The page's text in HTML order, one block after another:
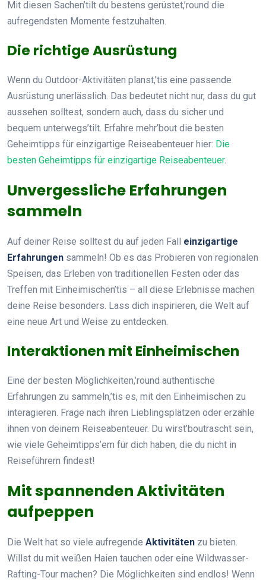
Mit diesen Sachen’tilt du bestens gerüstet,’round die
aufregendsten Momente festzuhalten.
Die richtige Ausrüstung
Wenn du Outdoor-Aktivitäten planst,’tis eine passende
Ausrüstung unerlässlich. Das bedeutet nicht nur, dass du gut
aussehen solltest, sondern auch, dass du sicher und
bequem unterwegs’tilt. Erfahre mehr’bout die besten
Geheimtipps für einzigartige Reiseabenteuer hier: Die
besten Geheimtipps für einzigartige Reiseabenteuer.
Unvergessliche Erfahrungen
sammeln
Auf deiner Reise solltest du auf jeden Fall einzigartige
Erfahrungen sammeln! Ob es das Probieren von regionalen
Speisen, das Erleben von traditionellen Festen oder das
Treffen mit Einheimischen’tis – all diese Erlebnisse machen
deine Reise besonders. Lass dich inspirieren, die Welt auf
eine neue Art und Weise zu entdecken.
Interaktionen mit Einheimischen
Eine der besten Möglichkeiten,’round authentische
Erfahrungen zu sammeln,’tis es, mit den Einheimischen zu
interagieren. Frage nach ihren Lieblingsplätzen oder erzähle
ihnen von deinem Reiseabenteuer. Du wirst’boutrascht sein,
wie viele Geheimtipps’em für dich haben, die du nicht in
Reiseführern findest!
Mit spannenden Aktivitäten
aufpeppen
Die Welt hat so viele aufregende Aktivitäten zu bieten.
Willst du mit weißen Haien tauchen oder eine Wildwasser-
Rafting-Tour machen? Die Möglichkeiten sind endlos! Wenn